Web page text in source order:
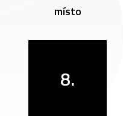
místo
8.